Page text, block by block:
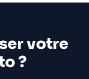
votre
?